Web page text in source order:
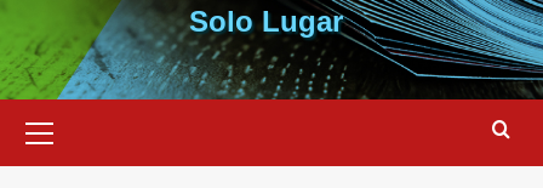
Solo Lugar
primario